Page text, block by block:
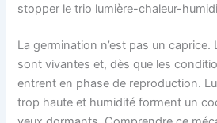
stopper le trio lumière-chaleur-
La germination n’est pas un
sont vivantes et, dès que les
entrent en phase de reproduction.
trop haute et humidité forment un